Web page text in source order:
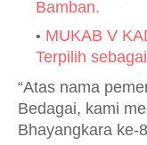
Bamban.
MUKAB V
Terpilih
“Atas nama
Bedagai, kami
Bhayangkara ke-